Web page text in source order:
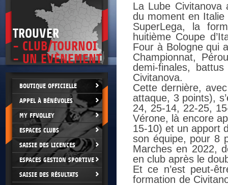
TROUVER
- CLUB/TOURNOI
- UN EVÈNEMENT
BOUTIQUE OFFICIELLE
APPEL À BÉNÉVOLES
MY FFVOLLEY
ESPACES CLUBS
SAISIE DES LICENCES
ESPACES GESTION SPORTIVE
SAISIE DES RÉSULTATS
La Lube Civitanova
du moment en
SuperLega, la
huitième Coupe
Four à Bologne qui
Championnat,
demi-finales,
Civitanova.
Cette dernière,
attaque, 3 points),
24, 25-14, 22-25,
Vérone, là encore
15-10) et un apport
son équipe, pour 8
Marches en 2022,
en club après le
Et ce n’est peut-
formation de